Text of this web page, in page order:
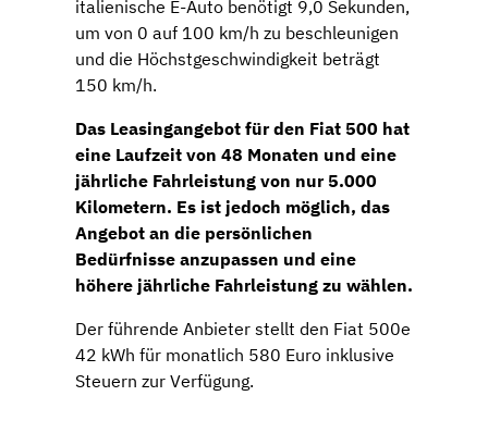
italienische E-Auto benötigt 9,0 Sekunden,
um von 0 auf 100 km/h zu beschleunigen
und die Höchstgeschwindigkeit beträgt
150 km/h.
Das Leasingangebot für den Fiat 500 hat
eine Laufzeit von 48 Monaten und eine
jährliche Fahrleistung von nur 5.000
Kilometern. Es ist jedoch möglich, das
Angebot an die persönlichen
Bedürfnisse anzupassen und eine
höhere jährliche Fahrleistung zu wählen.
Der führende Anbieter stellt den Fiat 500e
42 kWh für monatlich 580 Euro inklusive
Steuern zur Verfügung.